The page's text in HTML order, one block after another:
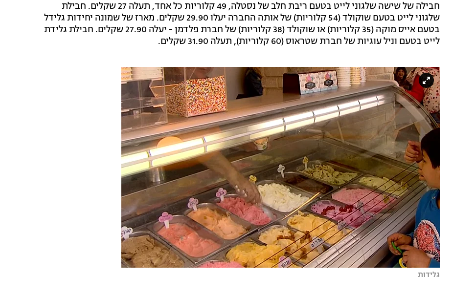
חבילה של שישה שלגוני לייט בטעם ריבת חלב של נסטלה, 49 קלוריות כל אחד, תעלה 27 שקלים. חבילת
שלגוני לייט בטעם שוקולד (54 קלוריות) של אותה החברה יעלו 29.90 שקלים. מארז של שמונה יחידות גלידל
בטעם אייס מוקה (35 קלוריות) או שוקולד (38 קלוריות) של חברת פלדמן - יעלה 27.90 שקלים. חבילת גלידת
לייט בטעם וניל עוגיות של חברת שטראוס (60 קלוריות), תעלה 31.90 שקלים.
גלידות